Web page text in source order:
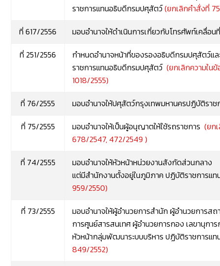
ราชการแทนอธิบดีกรมปศุสัตว์(ยกเลิกคำสั่งที่
ที่ 617/2556
มอบอำนาจให้ดำเนินการเกี่ยวกับโทรศัพท์เคลื่อน
ที่ 251/2556
กำหนดอำนาจหน้าที่ของรองอธิบดีกรมปศุสัตว์แ
ราชการแทนอธิบดีกรมปศุสัตว์ (ยกเลิกความใน
1018/2555)
ที่ 76/2555
มอบอำนาจให้ปศุสัตว์กรุงเทพมหานครปฏิบัติรา
ที่ 75/2555
มอบอำนาจให้เป็นผู้อนุญาตให้ใช้รถราชการ(ยก
678/2547, 472/2549 )
ที่ 74/2555
มอบอำนาจให้หัวหน้าหน่วยงานสังกัดส่วนกลาง
แต่มีสำนักงานตั้งอยู่ในภูมิภาค ปฏิบัติราชการแ
959/2550)
ที่ 73/2555
มอบอำนาจให้ผู้อำนวยการสำนัก ผู้อำนวยการ
การศูนย์สารสนเทศ ผู้อำนวยการกอง เลขานุกา
หัวหน้ากลุ่มพัฒนาระบบบริหาร ปฏิบัติราชการแ
849/2552)